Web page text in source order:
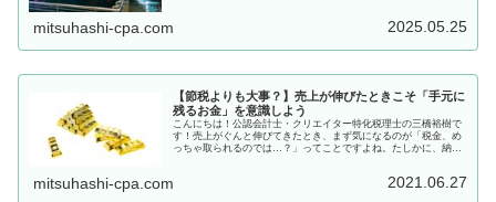
mitsuhashi-cpa.com 2025.05.25
【節税よりも大事？】売上が伸びたときこそ「手元に
残るお金」を意識しよう
こんにちは！公認会計士・クリエイター特化税理士の三橋裕樹で
す！売上がぐんと伸びてきたとき、まず気になるのが「税金、め
っちゃ取られるのでは…？」ってことですよね。たしかに、納税
mitsuhashi-cpa.com 2021.06.27